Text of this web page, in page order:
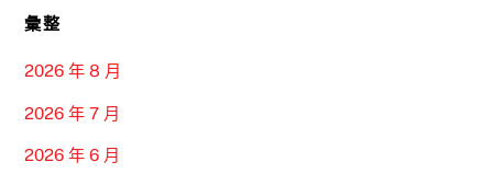
彙整
2026 年 8 月
2026 年 7 月
2026 年 6 月